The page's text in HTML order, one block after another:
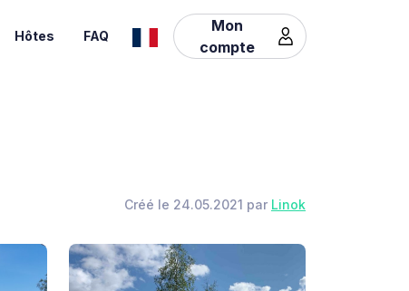
Hôtes FAQ
Mon
compte
Créé le 24.05.2021 par Linok